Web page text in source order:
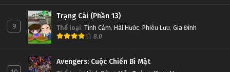
9
Trạng Cãi (Phần 13)
Thể loại: Tình Cảm, Hài Hước, Phiêu Lưu, Gia Đình
8.0
Avengers: Cuộc Chiến Bí Mật